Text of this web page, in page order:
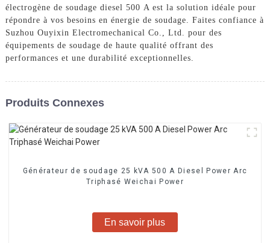
électrogène de soudage diesel 500 A est la solution idéale pour
répondre à vos besoins en énergie de soudage. Faites confiance à
Suzhou Ouyixin Electromechanical Co., Ltd. pour des
équipements de soudage de haute qualité offrant des
performances et une durabilité exceptionnelles.
Produits Connexes
Générateur de soudage 25 kVA 500 A Diesel Power Arc
Triphasé Weichai Power
En savoir plus